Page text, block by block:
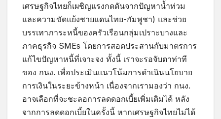
เศรษฐกิจไทยก็เผชิญแรงกดดันจากปัญหาน้ำท่วม
และความขัดแย้งชายแดนไทย-กัมพูชา) และช่วย
บรรเทาภาระหนี้ของครัวเรือนกลุ่มเปราะบางและ
ภาคธุรกิจ SMEs โดยการสอดประสานกับมาตรการ
แก้ไขปัญหาหนี้ที่เจาะจง ทั้งนี้ เราจะรอจับตาท่าที
ของ กนง. เพื่อประเมินแนวโน้มการดำเนินนโยบาย
การเงินในระยะข้างหน้า เนื่องจากเรามองว่า กนง.
อาจเลือกที่จะชะลอการลดดอกเบี้ยเพิ่มเติมได้ หลัง
จากการลดดอกเบี้ยในครั้งนี้ หากเศรษฐกิจไทยไม่ได้